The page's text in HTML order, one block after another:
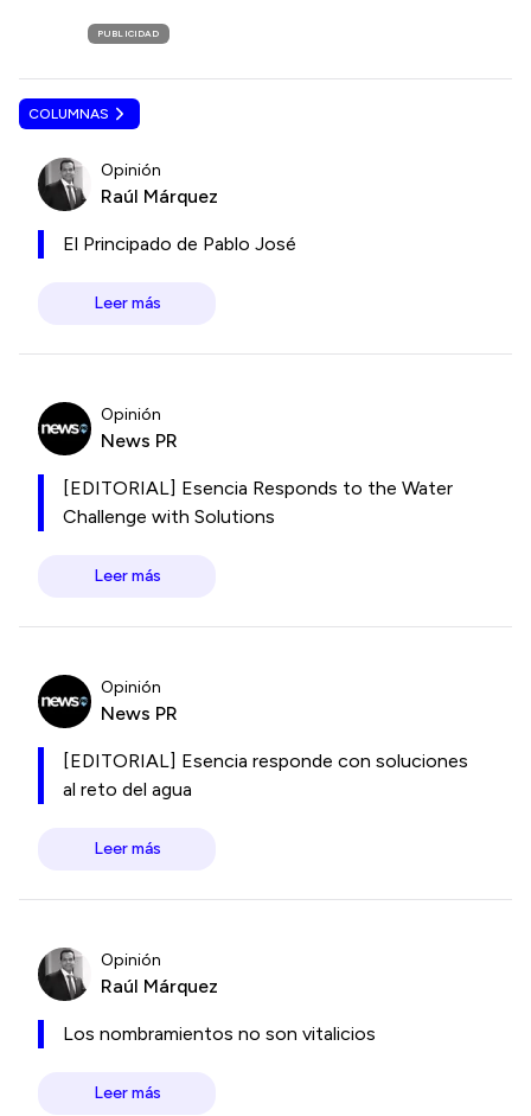
PUBLICIDAD
COLUMNAS
Opinión
Raúl Márquez
El Principado de Pablo José
Leer más
Opinión
News PR
[EDITORIAL] Esencia Responds to the Water
Challenge with Solutions
Leer más
Opinión
News PR
[EDITORIAL] Esencia responde con soluciones
al reto del agua
Leer más
Opinión
Raúl Márquez
Los nombramientos no son vitalicios
Leer más